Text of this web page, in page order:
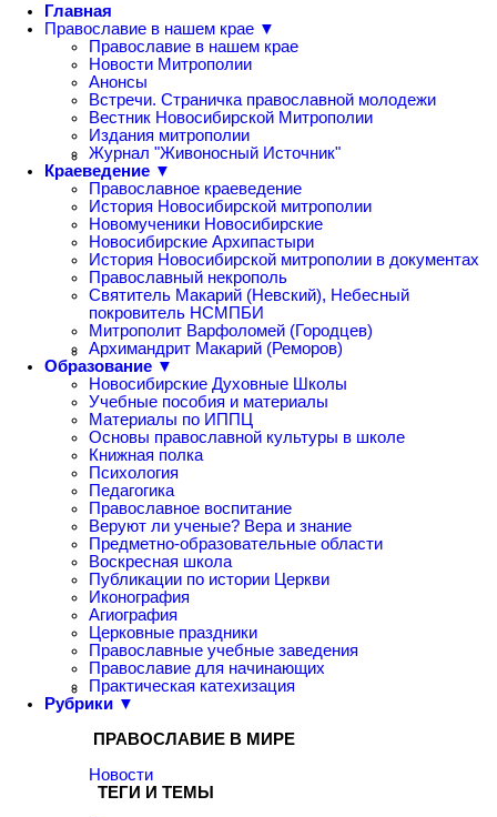
Главная
Православие в нашем крае ▼
Православие в нашем крае
Новости Митрополии
Анонсы
Встречи. Страничка православной молодежи
Вестник Новосибирской Митрополии
Издания митрополии
Журнал "Живоносный Источник"
Краеведение ▼
Православное краеведение
История Новосибирской митрополии
Новомученики Новосибирские
Новосибирские Архипастыри
История Новосибирской митрополии в документах
Православный некрополь
Святитель Макарий (Невский), Небесный
покровитель НСМПБИ
Митрополит Варфоломей (Городцев)
Архимандрит Макарий (Реморов)
Образование ▼
Новосибирские Духовные Школы
Учебные пособия и материалы
Материалы по ИППЦ
Основы православной культуры в школе
Книжная полка
Психология
Педагогика
Православное воспитание
Веруют ли ученые? Вера и знание
Предметно-образовательные области
Воскресная школа
Публикации по истории Церкви
Иконография
Агиография
Церковные праздники
Православные учебные заведения
Православие для начинающих
Практическая катехизация
Рубрики ▼
ПРАВОСЛАВИЕ В МИРЕ
Новости
ТЕГИ И ТЕМЫ